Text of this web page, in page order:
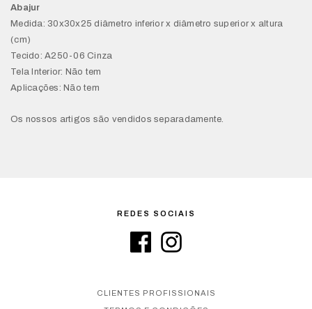
Abajur
Medida: 30x30x25 diâmetro inferior x diâmetro superior x altura
(cm)
Tecido: A250-06 Cinza
Tela Interior: Não tem
Aplicações: Não tem
Os nossos artigos são vendidos separadamente.
REDES SOCIAIS
CLIENTES PROFISSIONAIS